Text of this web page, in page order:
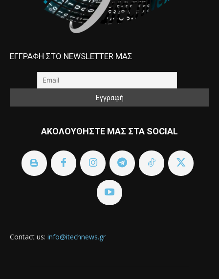
ΕΓΓΡΑΦΗ ΣΤΟ NEWSLETTER ΜΑΣ
ΑΚΟΛΟΥΘΗΣΤΕ ΜΑΣ ΣΤΑ SOCIAL
Contact us: info@itechnews.gr